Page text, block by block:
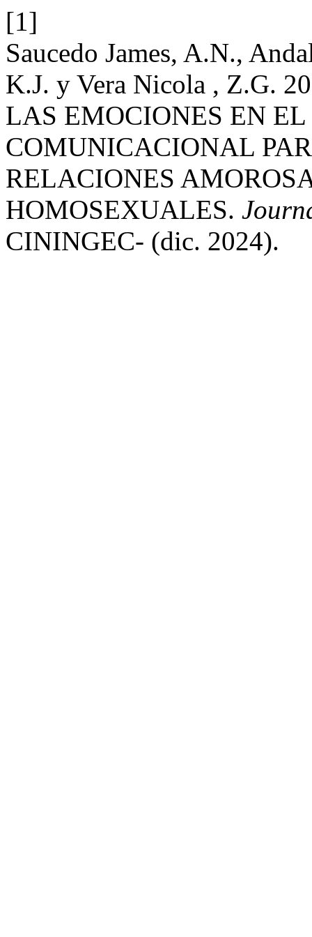
[1]
Saucedo James, A.N.,
K.J. y Vera Nicola , Z.G.
LAS EMOCIONES EN
COMUNICACIONAL
RELACIONES
HOMOSEXUALES.
CININGEC- (dic. 2024).